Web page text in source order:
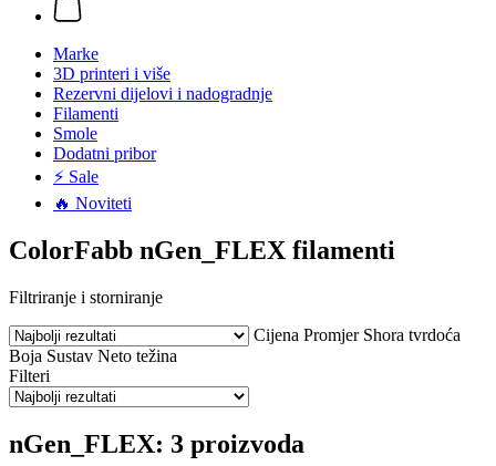
Marke
3D printeri i više
Rezervni dijelovi i nadogradnje
Filamenti
Smole
Dodatni pribor
⚡ Sale
🔥 Noviteti
ColorFabb nGen_FLEX filamenti
Filtriranje i storniranje
Cijena Promjer Shora tvrdoća
Boja Sustav Neto težina
Filteri
nGen_FLEX: 3 proizvoda